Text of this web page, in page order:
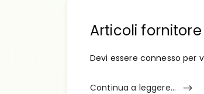
Articoli fornitore
Devi essere connesso per
Continua a leggere...